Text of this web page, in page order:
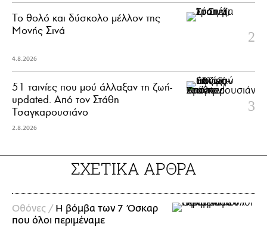
Το θολό και δύσκολο μέλλον της
Μονής Σινά
4.8.2026
51 ταινίες που μού άλλαξαν τη ζωή-
updated. Aπό τον Στάθη
Τσαγκαρουσιάνο
2.8.2026
ΣΧΕΤΙΚΑ ΑΡΘΡΑ
Οθόνες / Η βόμβα των 7 Όσκαρ
που όλοι περιμέναμε